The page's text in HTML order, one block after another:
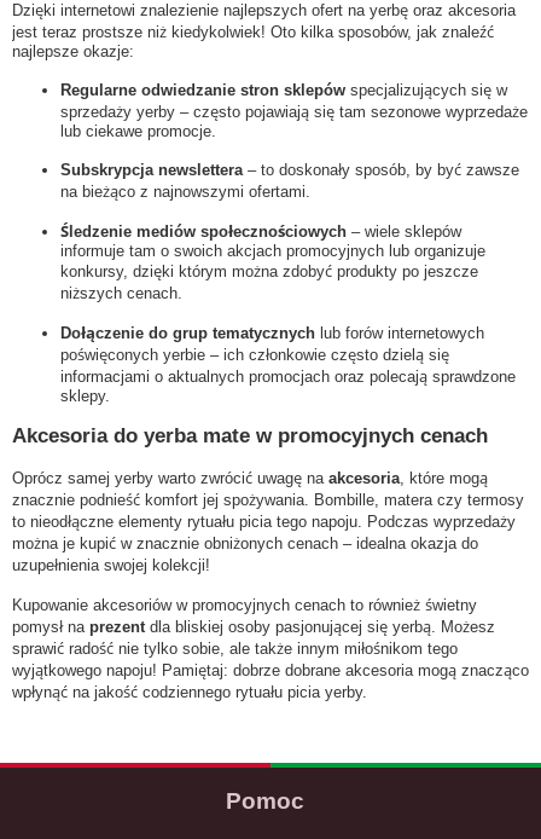
Dzięki internetowi znalezienie najlepszych ofert na yerbę oraz akcesoria
jest teraz prostsze niż kiedykolwiek! Oto kilka sposobów, jak znaleźć
najlepsze okazje:
Regularne odwiedzanie stron sklepów specjalizujących się w
sprzedaży yerby – często pojawiają się tam sezonowe wyprzedaże
lub ciekawe promocje.
Subskrypcja newslettera– to doskonały sposób, by być zawsze
na bieżąco z najnowszymi ofertami.
Śledzenie mediów społecznościowych – wiele sklepów
informuje tam o swoich akcjach promocyjnych lub organizuje
konkursy, dzięki którym można zdobyć produkty po jeszcze
niższych cenach.
Dołączenie do grup tematycznych lub forów internetowych
poświęconych yerbie – ich członkowie często dzielą się
informacjami o aktualnych promocjach oraz polecają sprawdzone
sklepy.
Akcesoria do yerba mate w promocyjnych cenach
Oprócz samej yerby warto zwrócić uwagę na akcesoria, które mogą
znacznie podnieść komfort jej spożywania. Bombille, matera czy termosy
to nieodłączne elementy rytuału picia tego napoju. Podczas wyprzedaży
można je kupić w znacznie obniżonych cenach – idealna okazja do
uzupełnienia swojej kolekcji!
Kupowanie akcesoriów w promocyjnych cenach to również świetny
pomysł na prezentdla bliskiej osoby pasjonującej się yerbą. Możesz
sprawić radość nie tylko sobie, ale także innym miłośnikom tego
wyjątkowego napoju! Pamiętaj: dobrze dobrane akcesoria mogą znacząco
wpłynąć na jakość codziennego rytuału picia yerby.
Pomoc